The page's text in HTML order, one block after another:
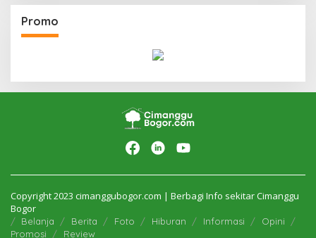
Promo
Copyright 2023 cimanggubogor.com | Berbagi Info sekitar Cimanggu
Bogor
Belanja Berita Foto Hiburan Informasi
Opini
Promosi
Review